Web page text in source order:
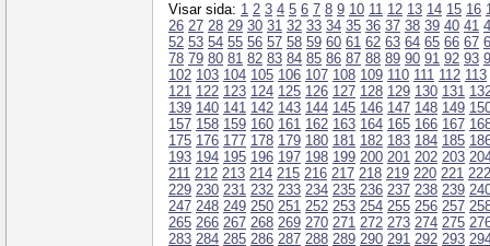
Visar sida: 1 2 3 4 5 6 7 8 9 10 11 12 13 14 15 16
26 27 28 29 30 31 32 33 34 35 36 37 38 39 40 41
52 53 54 55 56 57 58 59 60 61 62 63 64 65 66 67
78 79 80 81 82 83 84 85 86 87 88 89 90 91 92 93
102 103 104 105 106 107 108 109 110 111 112 113
121 122 123 124 125 126 127 128 129 130 131
139 140 141 142 143 144 145 146 147 148 149
157 158 159 160 161 162 163 164 165 166 167
175 176 177 178 179 180 181 182 183 184 185
193 194 195 196 197 198 199 200 201 202 203
211 212 213 214 215 216 217 218 219 220 221 222
229 230 231 232 233 234 235 236 237 238 239
247 248 249 250 251 252 253 254 255 256 257
265 266 267 268 269 270 271 272 273 274 275
283 284 285 286 287 288 289 290 291 292 293